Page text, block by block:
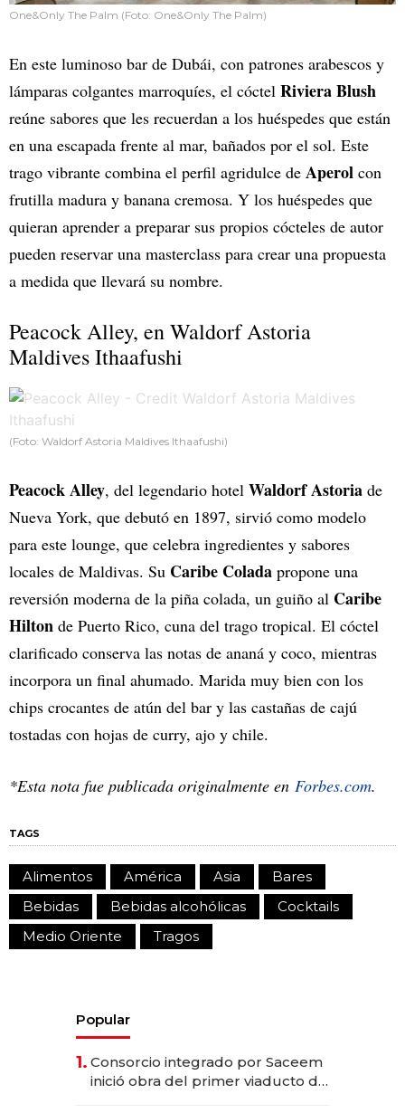
One&Only The Palm (Foto: One&Only The Palm)
En este luminoso bar de Dubái, con patrones arabescos y
lámparas colgantes marroquíes, el cóctel Riviera Blush
reúne sabores que les recuerdan a los huéspedes que están
en una escapada frente al mar, bañados por el sol. Este
trago vibrante combina el perfil agridulce de Aperol con
frutilla madura y banana cremosa. Y los huéspedes que
quieran aprender a preparar sus propios cócteles de autor
pueden reservar una masterclass para crear una propuesta
a medida que llevará su nombre.
Peacock Alley, en Waldorf Astoria
Maldives Ithaafushi
(Foto: Waldorf Astoria Maldives Ithaafushi)
Peacock Alley, del legendario hotel Waldorf Astoria de
Nueva York, que debutó en 1897, sirvió como modelo
para este lounge, que celebra ingredientes y sabores
locales de Maldivas. Su Caribe Colada propone una
reversión moderna de la piña colada, un guiño al Caribe
Hilton de Puerto Rico, cuna del trago tropical. El cóctel
clarificado conserva las notas de ananá y coco, mientras
incorpora un final ahumado. Marida muy bien con los
chips crocantes de atún del bar y las castañas de cajú
tostadas con hojas de curry, ajo y chile.
*Esta nota fue publicada originalmente en Forbes.com.
TAGS
Alimentos América Asia
Bares
Bebidas
Bebidas alcohólicas
Cocktails
Medio Oriente
Tragos
Popular
1. Consorcio integrado por Saceem
inició obra del primer viaducto de